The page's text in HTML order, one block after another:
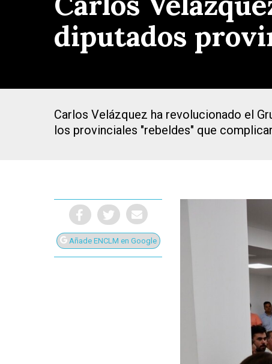
Presiona Intro para buscar o ESC para cerrar
diputados
Carlos Velázquez ha revolucionado el
los provinciales "rebeldes" que
Añade ENCLM en Google